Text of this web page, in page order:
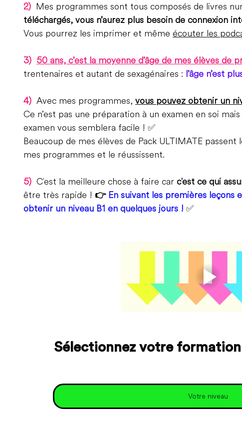
2) Mes programmes sont tous composés de livres
téléchargés, vous n’aurez plus besoin de connexion
Vous pourrez les imprimer et même écouter les
3) 50 ans, c’est la moyenne d’âge de mes élèves de
trentenaires et autant de sexagénaires : l’âge n’est
4) Avec mes programmes, vous pouvez obtenir un
Ce n’est pas une préparation à un examen en soi
examen vous semblera facile ! ✅
Beaucoup de mes élèves de Pack ULTIMATE passent
mes programmes et le réussissent.
5) C'est la meilleure chose à faire car c'est ce qui
être très rapide ! 👉 En suivant les premières leçons
obtenir un niveau B1 en quelques jours ! ✅
Sélectionnez votre formation
Votre niveau